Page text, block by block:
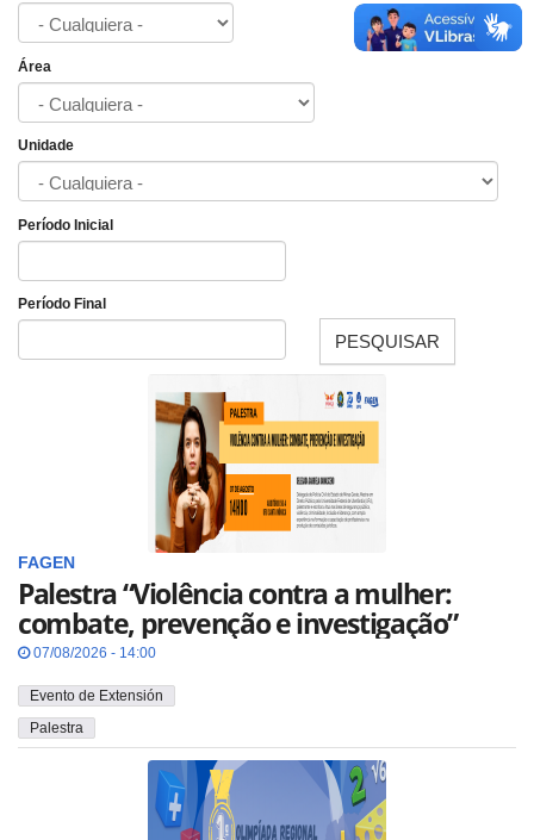
Área
Unidade
Período Inicial
Período Final
PESQUISAR
FAGEN
Palestra “Violência contra a mulher:
combate, prevenção e investigação”
07/08/2026 - 14:00
Evento de Extensión
Palestra